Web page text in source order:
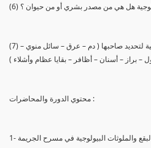
هل هي من مصدر بشري أو من حيوان ؟
(7) إجراء الإختبارات علي العينة البيولوجية لتحديد صاحبها ( دم – عرق – سائل منوي –
– براز – أسنان – أظافر – بقايا عظام وأشلاء )
محتوي الدورة والمحاضرات :
والملوثات البيولوجية في مسرح الجريمة